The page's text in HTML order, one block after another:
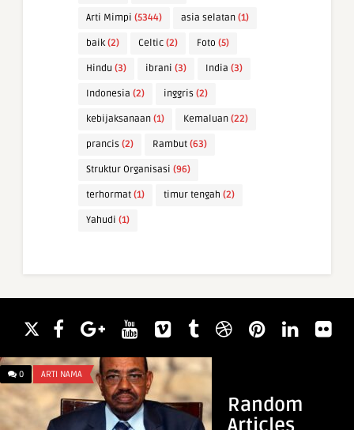
Arti Mimpi (5344) asia selatan (1)
baik (2) Celtic (2) Foto (5)
Hindu (3) ibrani (3) India (3)
Indonesia (2) inggris (2)
kebijaksanaan (1) Kemaluan (22)
prancis (2) Rambut (63)
Struktur Organisasi (96)
terhormat (1) timur tengah (2)
Yahudi (1)
Random
0 ARTI NAMA